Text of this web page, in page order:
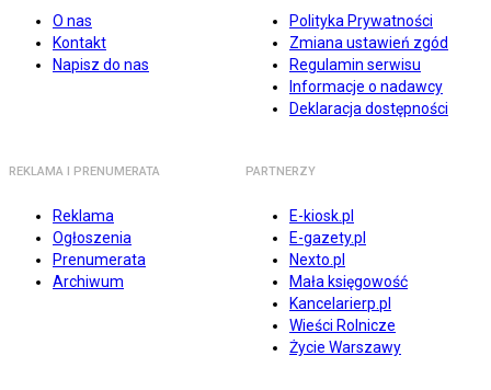
O nas
Kontakt
Napisz do nas
Polityka Prywatności
Zmiana ustawień zgód
Regulamin serwisu
Informacje o nadawcy
Deklaracja dostępności
REKLAMA I PRENUMERATA
Reklama
Ogłoszenia
Prenumerata
Archiwum
PARTNERZY
E-kiosk.pl
E-gazety.pl
Nexto.pl
Mała księgowość
Kancelarierp.pl
Wieści Rolnicze
Życie Warszawy